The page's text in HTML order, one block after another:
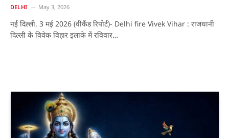
DELHI May 3, 2026
नई दिल्ली, 3 मई 2026 (वीकैंड रिपोर्ट)- Delhi fire Vivek Vihar : राजधानी
दिल्ली के विवेक विहार इलाके में रविवार…